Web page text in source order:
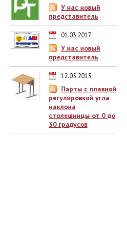
У нас новый
представитель
01.03.2017
У нас новый
представитель
12.05.2015
Парты с плавной
регулировкой угла
наклона
столешницы от 0 до
30 градусов